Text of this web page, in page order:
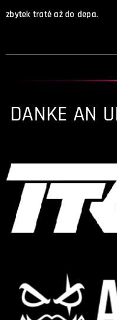
zbytek tratě až do depa.
DANKE AN